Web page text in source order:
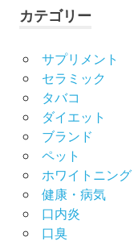
カテゴリー
サプリメント
セラミック
タバコ
ダイエット
ブランド
ペット
ホワイトニング
健康・病気
口内炎
口臭